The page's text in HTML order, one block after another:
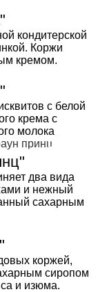
кондитерской
Коржи
кремом.
с белой
крема с
молока
два вида
и нежный
сахарным
коржей,
сиропом
и изюма.